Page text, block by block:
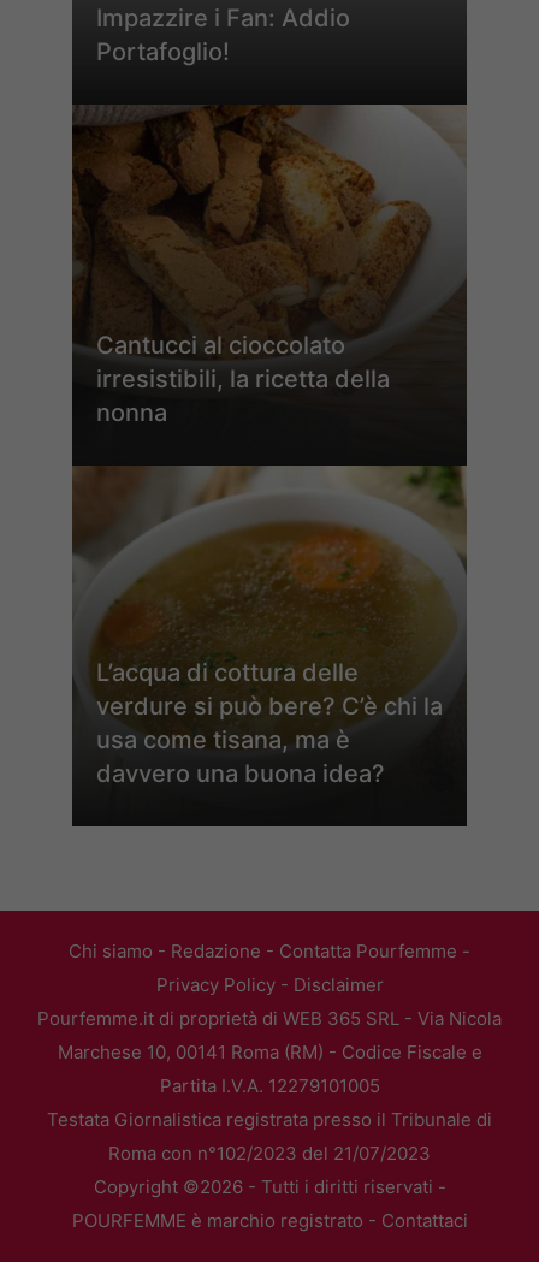
Impazzire i Fan: Addio
Portafoglio!
Cantucci al cioccolato
irresistibili, la ricetta della
nonna
L’acqua di cottura delle
verdure si può bere? C’è chi la
usa come tisana, ma è
davvero una buona idea?
Chi siamo - Redazione - Contatta Pourfemme -
Privacy Policy- Disclaimer
Pourfemme.it di proprietà di WEB 365 SRL - Via Nicola
Marchese 10, 00141 Roma (RM) - Codice Fiscale e
Partita I.V.A. 12279101005
Testata Giornalistica registrata presso il Tribunale di
Roma con n°102/2023 del 21/07/2023
Copyright ©2026 - Tutti i diritti riservati -
POURFEMME è marchio registrato - Contattaci